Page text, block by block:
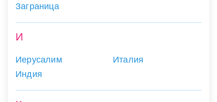
Заграница
И
Иерусалим
Индия
Италия